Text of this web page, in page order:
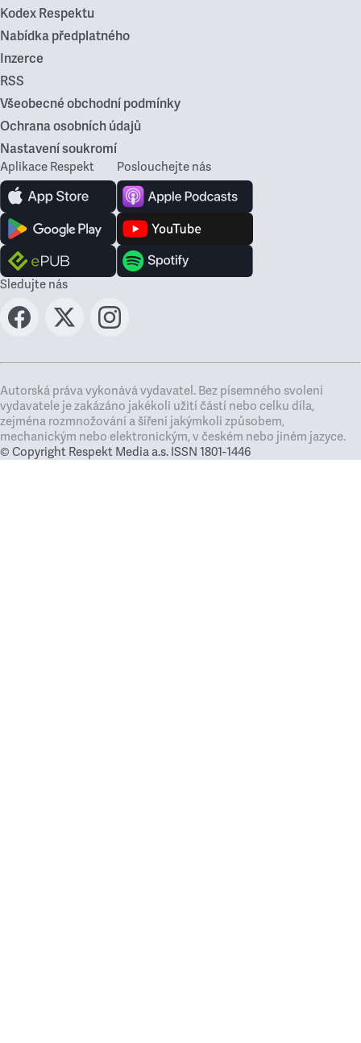
Kodex Respektu
Nabídka předplatného
Inzerce
RSS
Všeobecné obchodní podmínky
Ochrana osobních údajů
Nastavení soukromí
Aplikace Respekt Poslouchejte nás
Sledujte nás
Autorská práva vykonává vydavatel. Bez písemného svolení
vydavatele je zakázáno jakékoli užití částí nebo celku díla,
zejména rozmnožování a šíření jakýmkoli způsobem,
mechanickým nebo elektronickým, v českém nebo jiném jazyce.
© Copyright Respekt Media a.s. ISSN 1801-1446